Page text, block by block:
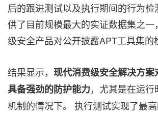
后的跟进测试以及执行期间的行为检
供了目前规模最大的实证数据集之一
级安全产品对公开披露APT工具集的
结果显示， 现代消费级安全解决方
具备强劲的防护能力，尤其是在运
机制的情况下。 执行测试实现了最